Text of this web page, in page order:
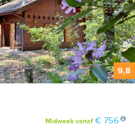
9,8
Midweekvanaf € 756